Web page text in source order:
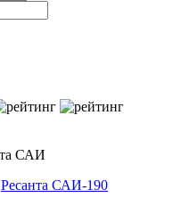
Ресанта САИ-190